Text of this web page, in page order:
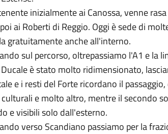
inizialmente ai Canossa, venne
ai Roberti di Reggio. Oggi è sede di
gratuitamente anche all'interno.
sul percorso, oltrepassiamo l'A1 e la
è stato molto ridimensionato,
e i resti del Forte ricordano il
e molto altro, mentre il secondo
e visibili solo dall'esterno.
verso Scandiano passiamo per la